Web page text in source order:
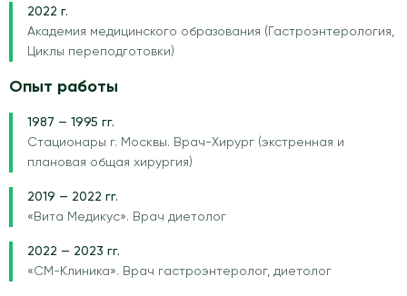
2022 г.
Академия медицинского образования (Гастроэнтерология,
Циклы переподготовки)
Опыт работы
1987 — 1995 гг.
Стационары г. Москвы. Врач-Хирург (экстренная и
плановая общая хирургия)
2019 — 2022 гг.
«Вита Медикус». Врач диетолог
2022 — 2023 гг.
«СМ-Клиника». Врач гастроэнтеролог, диетолог